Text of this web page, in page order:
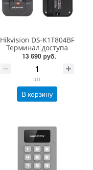
Hikvision DS-K1T804BF
Терминал доступа
13 690 руб.
шт
В корзину